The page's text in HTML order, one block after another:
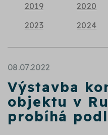
2019
2020
2023
2024
08.07.2022
Výstavba
objektu v
probíhá